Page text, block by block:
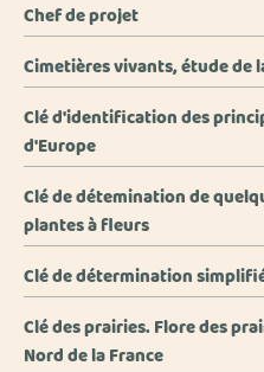
Chef de projet
Cimetières vivants, étude de
Clé d'identification des
d'Europe
Clé de détemination de
plantes à fleurs
Clé de détermination
Clé des prairies. Flore des
Nord de la France